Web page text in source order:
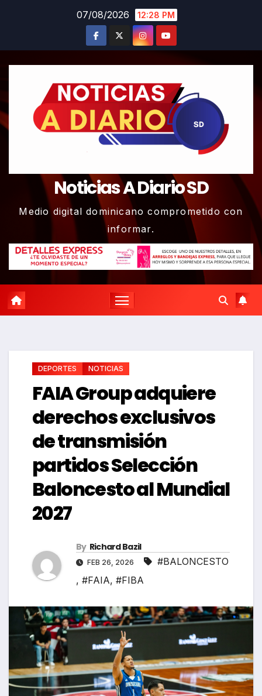
07/08/2026 12:28 PM
Noticias A Diario SD
Medio digital dominicano comprometido con
informar.
DEPORTES NOTICIAS
FAIA Group adquiere
derechos exclusivos
de transmisión
partidos Selección
Baloncesto al Mundial
2027
By Richard Bazil
FEB 26, 2026
#BALONCESTO
, #FAIA, #FIBA